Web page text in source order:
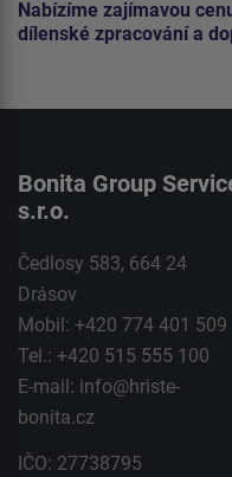
Nabízíme zajímavou
dílenské zpracování a
Bonita Group
s.r.o.
Čedlosy 583, 664 24
Drásov
Mobil: +420 774 401 509
Tel.: +420 515 555 100
E-mail: info@hriste-
bonita.cz
IČO: 27738795